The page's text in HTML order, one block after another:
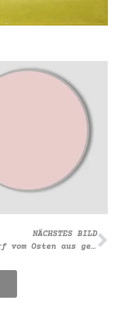
NÄCHSTES BILD
Streitdorf vom Osten aus gesehen